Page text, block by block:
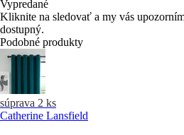
Vypredané
Kliknite na sledovať a my vás
dostupný.
Podobné produkty
súprava 2 ks
Catherine Lansfield